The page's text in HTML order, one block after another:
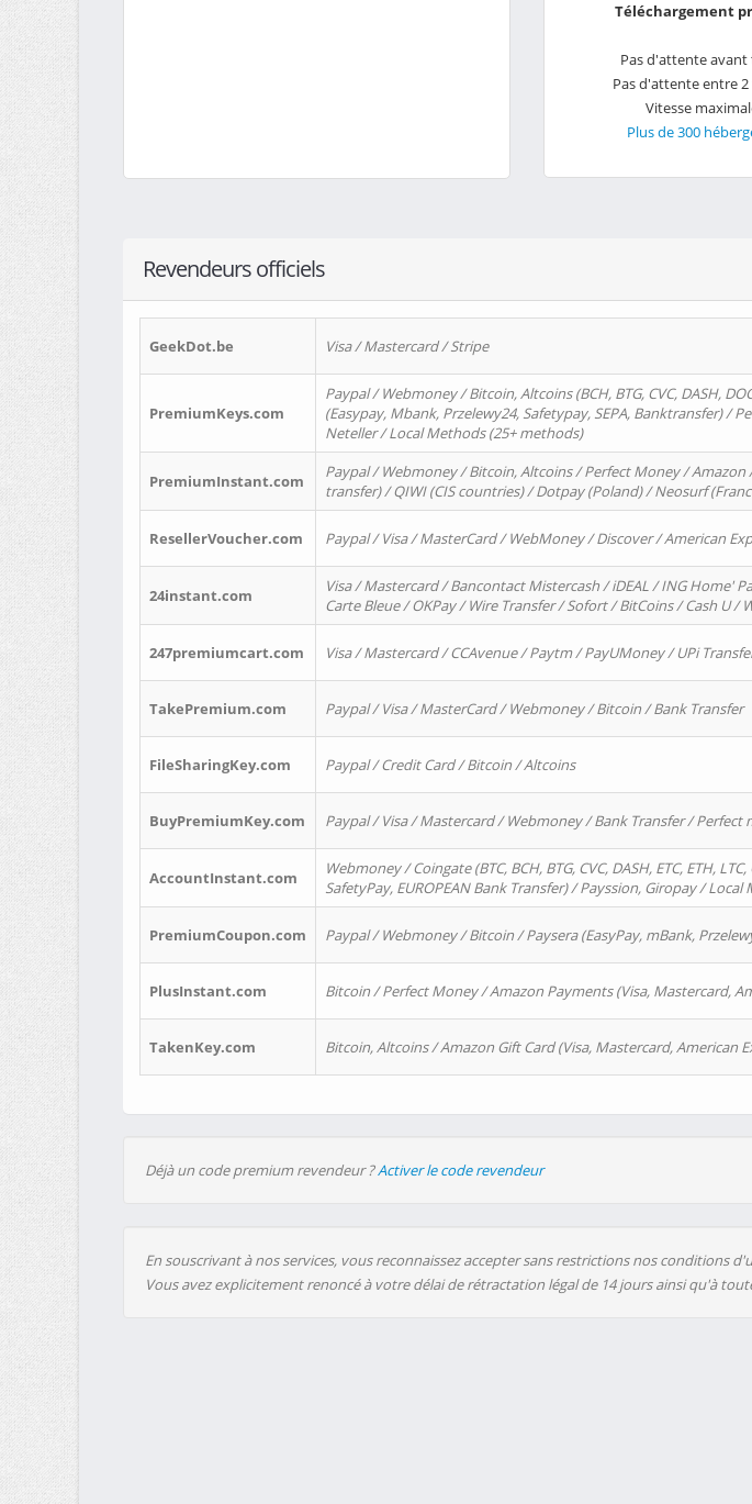
Téléchargement
Pas d'attente
Pas d'attente entre
Vitesse
Plus de 300
Revendeurs officiels
GeekDot.be Visa / Mastercard / Stripe
PremiumKeys.com
Paypal / Webmoney / Bitcoin, Altcoins (BCH, BTG, CVC, DASH,
(Easypay, Mbank, Przelewy24, Safetypay, SEPA, Banktransfer) /
Neteller / Local Methods (25+ methods)
PremiumInstant.com
Paypal / Webmoney / Bitcoin, Altcoins / Perfect Money /
transfer) / QIWI (CIS countries) / Dotpay (Poland) / Neosurf
ResellerVoucher.com Paypal / Visa / MasterCard / WebMoney / Discover / American
24instant.com
Visa / Mastercard / Bancontact Mistercash / iDEAL / ING Home'
Carte Bleue / OKPay / Wire Transfer / Sofort / BitCoins / Cash U /
247premiumcart.com Visa / Mastercard / CCAvenue / Paytm / PayUMoney / UPi
TakePremium.com Paypal / Visa / MasterCard / Webmoney / Bitcoin / Bank Transfer
FileSharingKey.com Paypal / Credit Card / Bitcoin / Altcoins
BuyPremiumKey.com Paypal / Visa / Mastercard / Webmoney / Bank Transfer / Perfect
AccountInstant.com
Webmoney / Coingate (BTC, BCH, BTG, CVC, DASH, ETC, ETH,
SafetyPay, EUROPEAN Bank Transfer) / Payssion, Giropay /
PremiumCoupon.com Paypal / Webmoney / Bitcoin / Paysera (EasyPay, mBank,
PlusInstant.com Bitcoin / Perfect Money / Amazon Payments (Visa, Mastercard,
TakenKey.com Bitcoin, Altcoins / Amazon Gift Card (Visa, Mastercard, American
Déjà un code premium revendeur ?Activer le code revendeur
En souscrivant à nos services, vous reconnaissez accepter sans restrictions nos conditions
Vous avez explicitement renoncé à votre délai de rétractation légal de 14 jours ainsi qu'à